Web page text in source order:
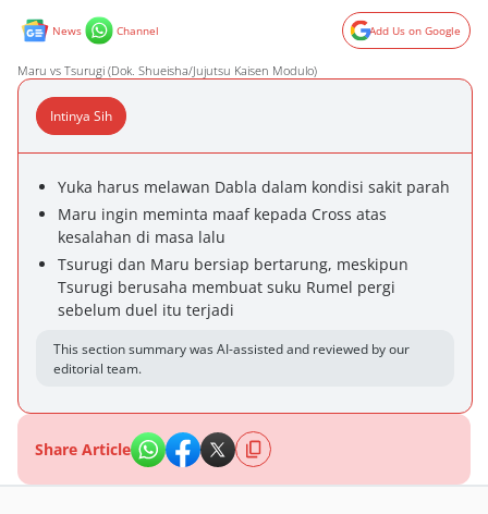
News Channel Add Us on Google
Maru vs Tsurugi (Dok. Shueisha/Jujutsu Kaisen Modulo)
Intinya Sih
Yuka harus melawan Dabla dalam kondisi sakit parah
Maru ingin meminta maaf kepada Cross atas
kesalahan di masa lalu
Tsurugi dan Maru bersiap bertarung, meskipun
Tsurugi berusaha membuat suku Rumel pergi
sebelum duel itu terjadi
This section summary was AI-assisted and reviewed by our
editorial team.
Share Article